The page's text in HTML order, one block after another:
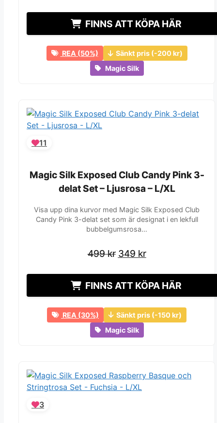
priset
var:
399 kr.
priset
är:
200 kr.
priset
var:
399 kr.
priset
är:
200 kr.
FINNS ATT KÖPA HÄR
REA (50%)
Sänkt pris (-200 kr)
Magic Silk
11
Magic Silk Exposed Club Candy Pink 3-
delat Set – Ljusrosa – L/XL
Magic Silk Exposed Club Candy Pink 3-
delat Set – Ljusrosa – L/XL
Visa upp dina kurvor med Magic Silk Exposed Club
Candy Pink 3-delat set som är designat i en lekfull
bubbelgumsrosa…
499kr Det
priset
var:
499 kr.
349 krDet
priset
är:
349 kr.
499kr Det
priset
var:
499 kr.
349 krDet
priset
är:
349 kr.
FINNS ATT KÖPA HÄR
REA (30%)
Sänkt pris (-150 kr)
Magic Silk
3